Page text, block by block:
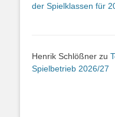
der Spielklassen für
Henrik Schlößner zu
Spielbetrieb 2026/27